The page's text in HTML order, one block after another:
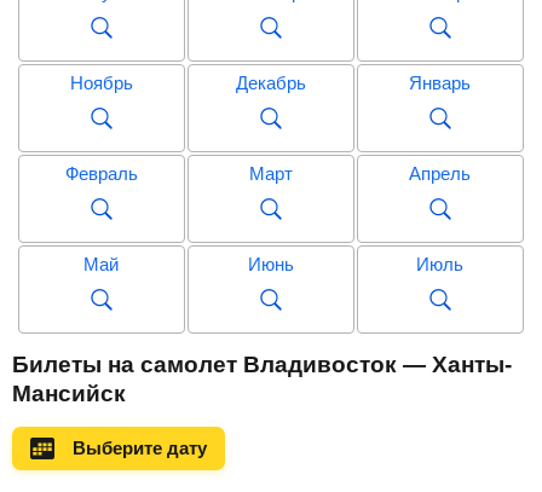
Ноябрь Декабрь Январь
Февраль Март Апрель
Май Июнь Июль
Сентябрь Октябрь
Ноябрь
Билеты на самолет Владивосток — Ханты-
Мансийск
Выберите дату